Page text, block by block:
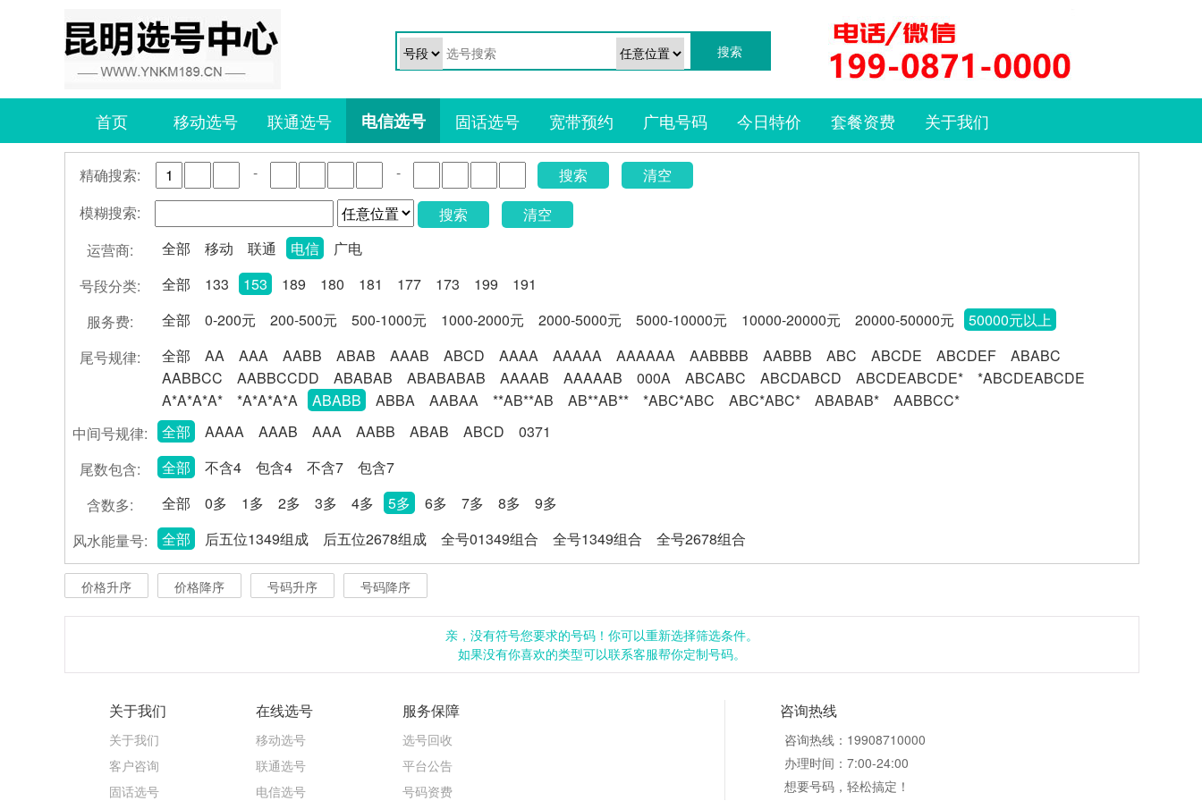
首页 移动选号 联通选号 电信选号 固话选号 宽带预约 广电号码 今日特价 套餐资费 关于我们
精确搜索: - - 搜索
清空
模糊搜索:
搜索
清空
运营商:
全部 移动 联通 电信
广电
号段分类:
全部 133 153 189 180 181 177 173 199
191
服务费:
全部 0-200元 200-500元 500-1000元 1000-2000元 2000-5000元 5000-10000元 10000-20000元 20000-50000元
50000元以上
尾号规律:
全部 AA AAA AABB ABAB AAAB ABCD AAAA AAAAA AAAAAA AABBBB AABBB ABC ABCDE ABCDEF
ABABC
AABBCC
AABBCCDD ABABAB ABABABAB AAAAB AAAAAB 000A ABCABC ABCDABCD ABCDEABCDE*
*ABCDEABCDE
A*A*A*A*
*A*A*A*A ABABB ABBA AABAA **AB**AB AB**AB** *ABC*ABC ABC*ABC* ABABAB*
AABBCC*
中间号规律:
全部 AAAA AAAB AAA AABB ABAB ABCD
0371
尾数包含:
全部 不含4 包含4 不含7
包含7
含数多:
全部 0多 1多 2多 3多 4多 5多 6多 7多 8多
9多
风水能量号:
全部 后五位1349组成 后五位2678组成 全号01349组合 全号1349组合 全号2678组合
价格升序 价格降序 号码升序 号码降序
亲，没有符号您要求的号码！你可以重新选择筛选条件。
如果没有你喜欢的类型可以联系客服帮你定制号码。
关于我们
关于我们
客户咨询
固话选号
在线选号
移动选号
联通选号
电信选号
服务保障
选号回收
平台公告
号码资费
咨询热线
咨询热线：19908710000
办理时间：7:00-24:00
想要号码，轻松搞定！